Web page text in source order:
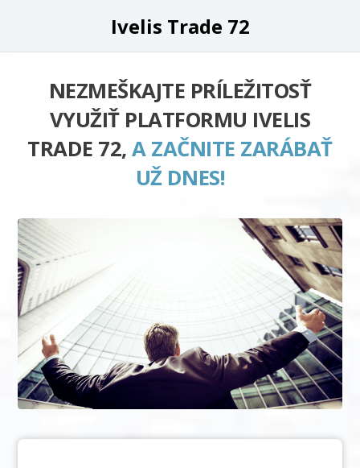
Ivelis Trade 72
NEZMEŠKAJTE PRÍLEŽITOSŤ
VYUŽIŤ PLATFORMU IVELIS
TRADE 72,A ZAČNITE ZARÁBAŤ
UŽ DNES!